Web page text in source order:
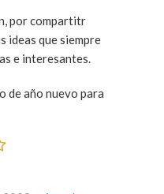
por compartitr
ideas que siempre
e interesantes.
de año nuevo para